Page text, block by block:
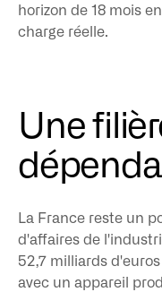
horizon de 18 mois
charge réelle.
Une
La France reste un
d'affaires de
52,7 milliards
avec un appareil